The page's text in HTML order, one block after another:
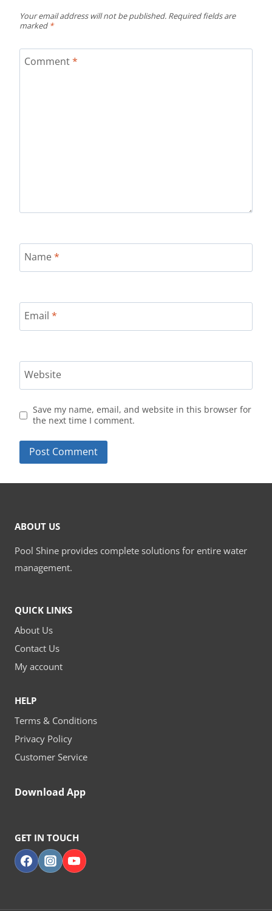
Your email address will not be published. Required fields are
marked *
Comment*
Name*
Email *
Website
Save my name, email, and website in this browser for
the next time I comment.
ABOUT US
Pool Shine provides complete solutions for entire water
management.
QUICK LINKS
About Us
Contact Us
My account
HELP
Terms & Conditions
Privacy Policy
Customer Service
Download App
GET IN TOUCH